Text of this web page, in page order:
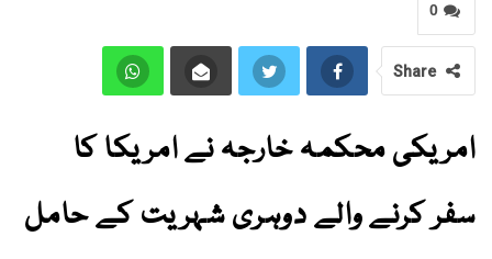
0
Share
امریکی محکمہ خارجہ نے امریکا کا
سفر کرنے والے دوہری شہریت کے حامل